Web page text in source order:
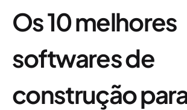
Os 10 melhores
softwares de
construção